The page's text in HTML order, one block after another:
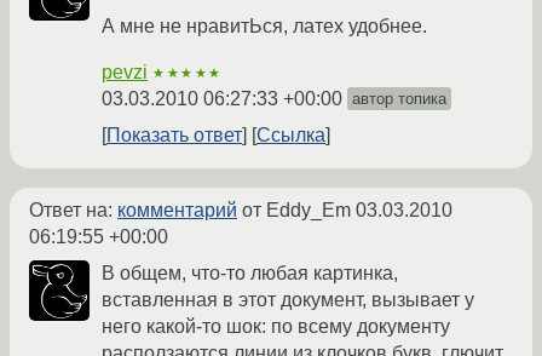
А мне не нравитЬся, латех удобнее.
pevzi ★★★★★
03.03.2010 06:27:33 +00:00 автор топика
Показать ответ Ссылка
Ответ на: комментарий от Eddy_Em 03.03.2010
06:19:55 +00:00
В общем, что-то любая картинка,
вставленная в этот документ, вызывает у
него какой-то шок: по всему документу